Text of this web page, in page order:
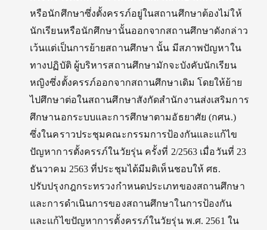
หรือนักศึกษาซึ่งตั้งครรภ์อยู่ในสถานศึกษาต้องไม่ให้
นักเรียนหรือนักศึกษานั้นออกจากสถานศึกษาดังกล่าว
เว้นแต่เป็นการย้ายสถานศึกษา นั้น มีสภาพปัญหาใน
ทางปฏิบัติ ผู้บริหารสถานศึกษามักจะบังคับนักเรียน
หญิงซึ่งตั้งครรภ์ออกจากสถานศึกษาเดิม โดยให้ย้าย
ไปศึกษาต่อในสถานศึกษาสังกัดสำนักงานส่งเสริมการ
ศึกษานอกระบบและการศึกษาตามอัธยาศัย (กศน.)
ซึ่งในคราวประชุมคณะกรรมการป้องกันและแก้ไข
ปัญหาการตั้งครรภ์ในวัยรุ่น ครั้งที่ 2/2563 เมื่อวันที่ 23
ธันวาคม 2563 ที่ประชุมได้มีมติเห็นชอบให้ ศธ.
ปรับปรุงกฎกระทรวงกำหนดประเภทของสถานศึกษา
และการดำเนินการของสถานศึกษาในการป้องกัน
และแก้ไขปัญหาการตั้งครรภ์ในวัยรุ่น พ.ศ. 2561 ใน